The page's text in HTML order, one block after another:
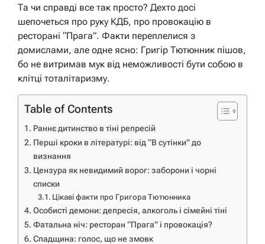
Та чи справді все так просто? Дехто досі
шепочеться про руку КДБ, про провокацію в
ресторані “Прага”. Факти переплелися з
домислами, але одне ясно: Григір Тютюнник пішов,
бо не витримав мук від неможливості бути собою в
клітці тоталітаризму.
Table of Contents
Раннє дитинство в тіні репресій
Перші кроки в літературі: від “В сутінки” до
визнання
Цензура як невидимий ворог: заборони і чорні
списки
Цікаві факти про Григора Тютюнника
Особисті демони: депресія, алкоголь і сімейні тіні
Фатальна ніч: ресторан “Прага” і провокація?
Спадщина: голос, що не змовк